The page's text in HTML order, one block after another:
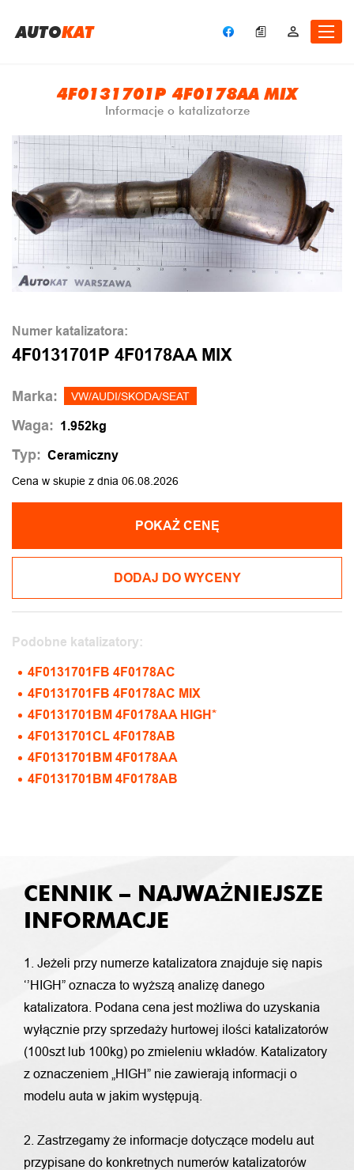
AUTOKAT
4F0131701P 4F0178AA MIX
Informacje o katalizatorze
Numer katalizatora:
4F0131701P 4F0178AA MIX
Marka: VW/AUDI/SKODA/SEAT
Waga: 1.952kg
Typ: Ceramiczny
Cena w skupie z dnia 06.08.2026
POKAŻ CENĘ
DODAJ DO WYCENY
Podobne katalizatory:
4F0131701FB 4F0178AC
4F0131701FB 4F0178AC MIX
4F0131701BM 4F0178AA HIGH*
4F0131701CL 4F0178AB
4F0131701BM 4F0178AA
4F0131701BM 4F0178AB
CENNIK – NAJWAŻNIEJSZE
INFORMACJE
1. Jeżeli przy numerze katalizatora znajduje się napis
‘’HIGH” oznacza to wyższą analizę danego
katalizatora. Podana cena jest możliwa do uzyskania
wyłącznie przy sprzedaży hurtowej ilości katalizatorów
(100szt lub 100kg) po zmieleniu wkładów. Katalizatory
z oznaczeniem „HIGH” nie zawierają informacji o
modelu auta w jakim występują.
2. Zastrzegamy że informacje dotyczące modelu aut
przypisane do konkretnych numerów katalizatorów